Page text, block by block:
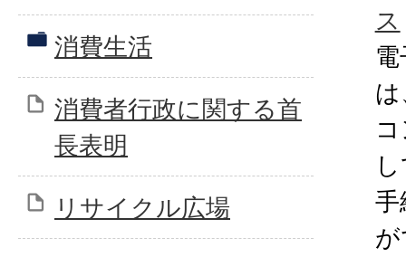
消費生活
消費者行政に関する首
長表明
リサイクル広場
ス
手